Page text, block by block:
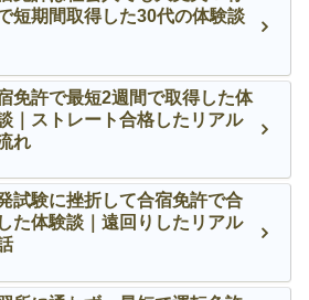
短期間取得した30代の体験談
免許で最短2週間で取得した体
｜ストレート合格したリアル
れ
試験に挫折して合宿免許で合
た体験談｜遠回りしたリアル